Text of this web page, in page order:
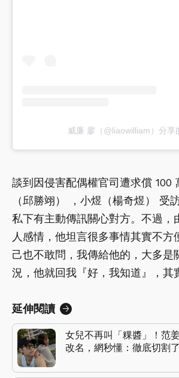
威廉 廖（@liaowilliam）分享
談到因侵害配偶權官司遭求償 100
（邱勝翊） ，小煜（楊奇煜） 受
私下有主動傳訊關心對方。不過，
人感情，他坦言很多事情其實不方
己也不敢問，我傳給他的，大多是
況，他就回我『好，我知道』，其
延伸閱讀
女兒不再叫「粿醬」！范
改名，網秒懂：徹底切割了